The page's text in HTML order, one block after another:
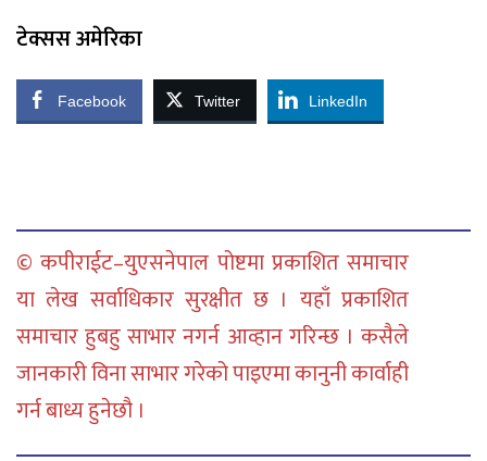
टेक्सस अमेरिका
Facebook Twitter LinkedIn
© कपीराईट–युएसनेपाल पोष्टमा प्रकाशित समाचार
या लेख सर्वाधिकार सुरक्षीत छ । यहाँ प्रकाशित
समाचार हुबहु साभार नगर्न आव्हान गरिन्छ । कसैले
जानकारी विना साभार गरेको पाइएमा कानुनी कार्वाही
गर्न बाध्य हुनेछौ ।